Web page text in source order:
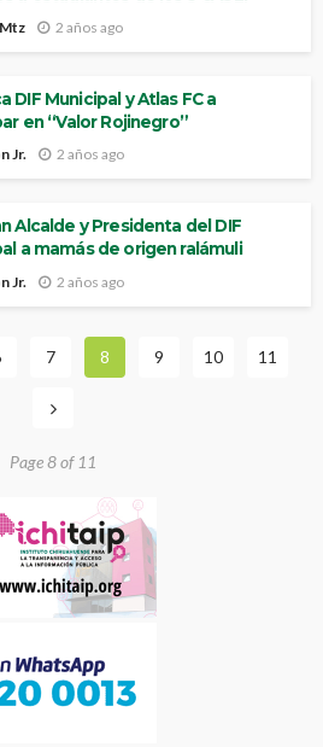
2 años ago
DIF Municipal y Atlas FC a
en “Valor Rojinegro”
Jr. 2 años ago
Alcalde y Presidenta del DIF
a mamás de origen ralámuli
Jr. 2 años ago
7 8 9 10 11
Page 8 of 11